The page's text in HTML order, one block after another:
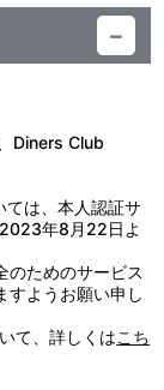
Diners Club
ては、本人認証サ
年8月22日よ
ためのサービス
すようお願い申し
て、詳しくはこち